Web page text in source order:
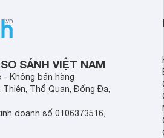
chênh lệch giá lớn
sánh Honda
SÁNH VIỆT NAM
- Không bán hàng
Thổ Quan, Đống Đa,
doanh số 0106373516,